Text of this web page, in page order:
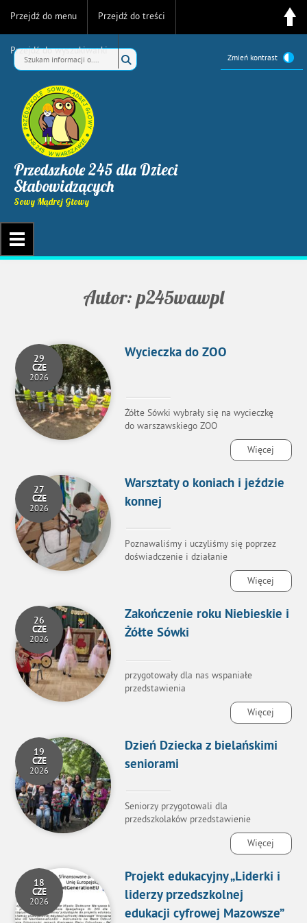
Przejdź do menu Przejdź do treści
Przejdź do wyszukiwarki
Zmień kontrast
Przedszkole 245 dla Dzieci
Słabowidzących
Sowy Mądrej Głowy
Autor:p245wawpl
Wycieczka do ZOO
Żółte Sówki wybrały się na wycieczkę
do warszawskiego ZOO
Więcej
29
CZE
2026
Warsztaty o koniach i jeździe
konnej
Poznawaliśmy i uczyliśmy się poprzez
doświadczenie i działanie
Więcej
27
CZE
2026
Zakończenie roku Niebieskie i
Żółte Sówki
przygotowały dla nas wspaniałe
przedstawienia
Więcej
26
CZE
2026
Dzień Dziecka z bielańskimi
seniorami
Seniorzy przygotowali dla
przedszkolaków przedstawienie
Więcej
19
CZE
2026
Projekt edukacyjny „Liderki i
liderzy przedszkolnej
edukacji cyfrowej Mazowsze”
18
CZE
2026